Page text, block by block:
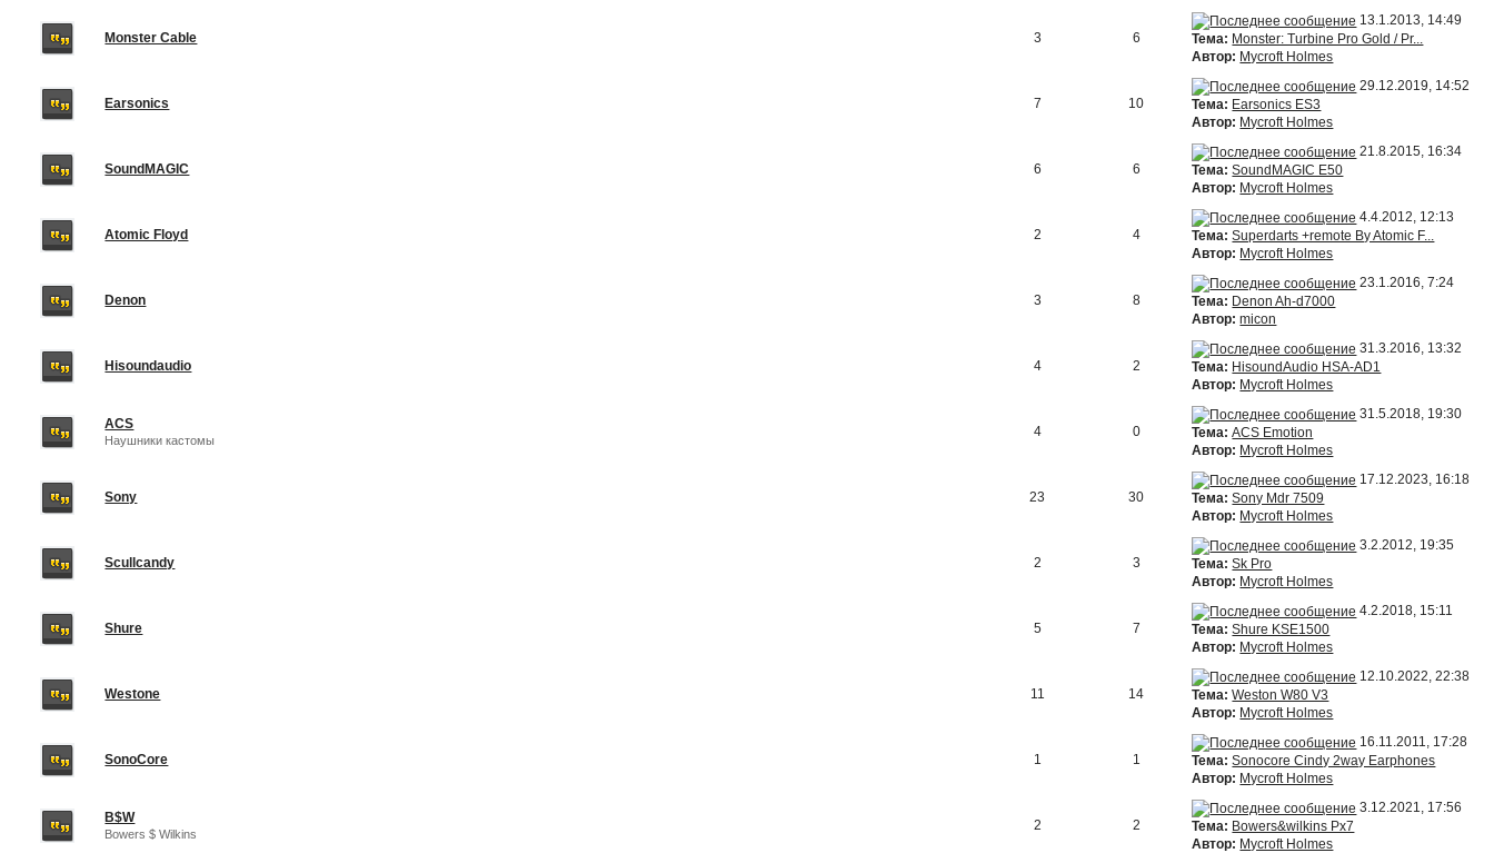
Monster Cable 3 6
13.1.2013, 14:49
Тема: Monster: Turbine Pro Gold / Pr...
Автор: Mycroft Holmes
Earsonics 7 10
29.12.2019, 14:52
Тема: Earsonics ES3
Автор: Mycroft Holmes
SoundMAGIC 6 6
21.8.2015, 16:34
Тема: SoundMAGIC E50
Автор: Mycroft Holmes
Atomic Floyd 2 4
4.4.2012, 12:13
Тема: Superdarts +remote By Atomic F...
Автор: Mycroft Holmes
Denon 3 8
23.1.2016, 7:24
Тема: Denon Ah-d7000
Автор: micon
Hisoundaudio 4 2
31.3.2016, 13:32
Тема: HisoundAudio HSA-AD1
Автор: Mycroft Holmes
ACS
Наушники кастомы
4 0
31.5.2018, 19:30
Тема: ACS Emotion
Автор: Mycroft Holmes
Sony 23 30
17.12.2023, 16:18
Тема: Sony Mdr 7509
Автор: Mycroft Holmes
Scullcandy 2 3
3.2.2012, 19:35
Тема: Sk Pro
Автор: Mycroft Holmes
Shure 5 7
4.2.2018, 15:11
Тема: Shure KSE1500
Автор: Mycroft Holmes
Westone 11 14
12.10.2022, 22:38
Тема: Weston W80 V3
Автор: Mycroft Holmes
SonoCore 1 1
16.11.2011, 17:28
Тема: Sonocore Cindy 2way Earphones
Автор: Mycroft Holmes
B$W
Bowers $ Wilkins
2 2
3.12.2021, 17:56
Тема: Bowers&wilkins Px7
Автор: Mycroft Holmes